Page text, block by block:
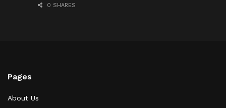
0 SHARES
Pages
About Us